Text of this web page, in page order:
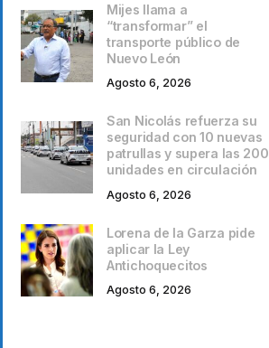
Mijes llama a
“transformar” el
transporte público de
Nuevo León
Agosto 6, 2026
San Nicolás refuerza su
seguridad con 10 nuevas
patrullas y supera las 200
unidades en circulación
Agosto 6, 2026
Lorena de la Garza pide
aplicar la Ley
Antichoquecitos
Agosto 6, 2026